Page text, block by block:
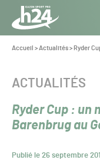
Panneau de gestion des
Aller au contenu
Toute
l’info
Pro
Vous
Accueil >Actualités> Ryder
Ryder Cup : un
Barenbrug au
Publié le 26 septembre
CATÉGORIE :
ACTUALITÉS